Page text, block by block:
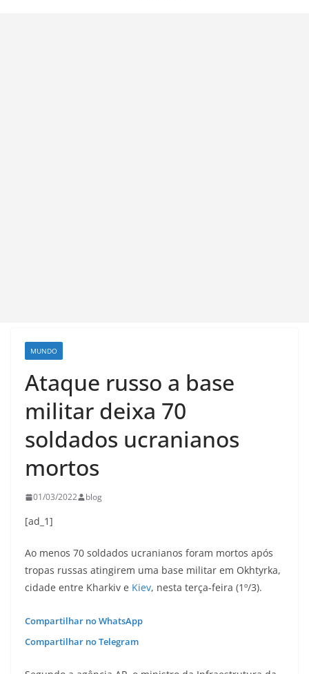
MUNDO
Ataque russo a base
militar deixa 70
soldados ucranianos
mortos
01/03/2022 blog
[ad_1]
Ao menos 70 soldados ucranianos foram mortos após
tropas russas atingirem uma base militar em Okhtyrka,
cidade entre Kharkiv e Kiev, nesta terça-feira (1º/3).
Compartilhar no WhatsApp
Compartilhar no Telegram